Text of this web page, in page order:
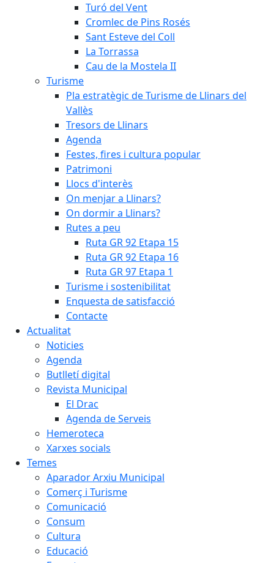
Turó del Vent
Cromlec de Pins Rosés
Sant Esteve del Coll
La Torrassa
Cau de la Mostela II
Turisme
Pla estratègic de Turisme de Llinars del
Vallès
Tresors de Llinars
Agenda
Festes, fires i cultura popular
Patrimoni
Llocs d'interès
On menjar a Llinars?
On dormir a Llinars?
Rutes a peu
Ruta GR 92 Etapa 15
Ruta GR 92 Etapa 16
Ruta GR 97 Etapa 1
Turisme i sostenibilitat
Enquesta de satisfacció
Contacte
Actualitat
Noticies
Agenda
Butlletí digital
Revista Municipal
El Drac
Agenda de Serveis
Hemeroteca
Xarxes socials
Temes
Aparador Arxiu Municipal
Comerç i Turisme
Comunicació
Consum
Cultura
Educació